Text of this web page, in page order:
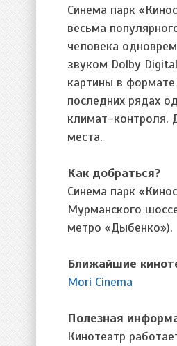
Синема парк
весьма
человека
звуком Dolby
картины в
последних рядах
климат-контроля.
места.
Как добраться?
Синема парк
Мурманского
метро «Дыбенко»).
Ближайшие
Mori Cinema
Полезная
Кинотеатр